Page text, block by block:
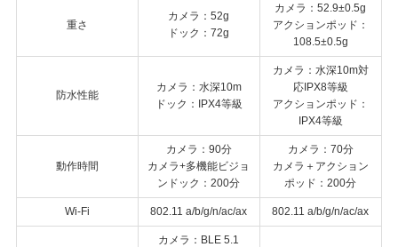
重さ
カメラ：52g
ドック：72g
カメラ：52.9±0.5g
アクションポッド：
108.5±0.5g
防水性能
カメラ：水深10m
ドック：IPX4等級
カメラ：水深10m対
応IPX8等級
アクションポッド：
IPX4等級
動作時間
カメラ：90分
カメラ+多機能ビジョ
ンドック：200分
カメラ：70分
カメラ＋アクション
ポッド：200分
Wi-Fi 802.11 a/b/g/n/ac/ax 802.11 a/b/g/n/ac/ax
カメラ：BLE 5.1